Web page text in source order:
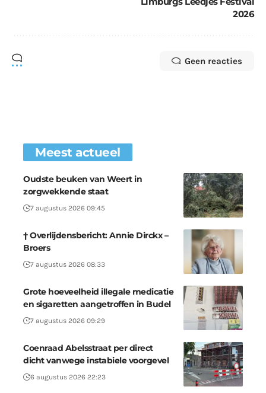
2026
Geen reacties
Meest actueel
Oudste beuken van Weert in
zorgwekkende staat
7 augustus 2026 09:45
† Overlijdensbericht: Annie Dirckx –
Broers
7 augustus 2026 08:33
Grote hoeveelheid illegale medicatie
en sigaretten aangetroffen in Budel
7 augustus 2026 09:29
Coenraad Abelsstraat per direct
dicht vanwege instabiele voorgevel
6 augustus 2026 22:23